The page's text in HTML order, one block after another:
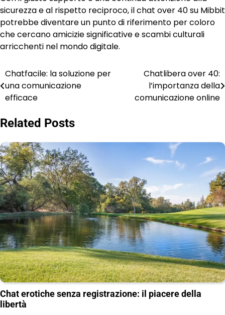
sicurezza e al rispetto reciproco, il chat over 40 su Mibbit
potrebbe diventare un punto di riferimento per coloro
che cercano amicizie significative e scambi culturali
arricchenti nel mondo digitale.
Post
navigation
Chatfacile: la soluzione per
una comunicazione
efficace
Chatlibera over 40:
l’importanza della
comunicazione online
Related Posts
Chat erotiche senza registrazione: il piacere della
libertà